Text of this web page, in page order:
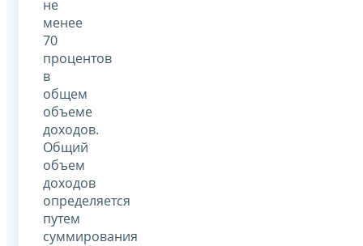
не
менее
70
процентов
в
общем
объеме
доходов.
Общий
объем
доходов
определяется
путем
суммирования